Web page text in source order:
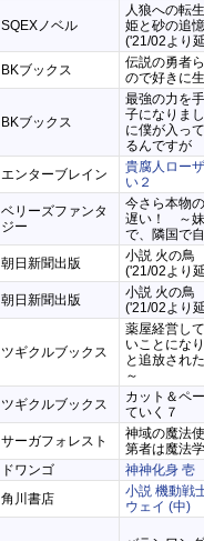
SQEXノベル
人狼への転
姫と砂の追憶
('21/02より
BKブックス
伝説の勇者
ので好きに
BKブックス
最強の力を
子になりま
に僕が入っ
るんですが
エンターブレイン
貴腐人ロー
い２
ベリーズファンタ
ジー
今さら本物
遅い！ ～妹
で、隣国で
朝日新聞出版
小説 火の鳥
('21/02より
朝日新聞出版
小説 火の鳥
('21/02より
ツギクルブックス
薬屋経営し
いことにな
と追放され
～
ツギクルブックス
カット＆ペ
ていく７
サーガフォレスト
神域の魔法
第者は魔法
ドワンゴ
神神化身 壱
角川書店
小説 機動戦
ウェイ (中)